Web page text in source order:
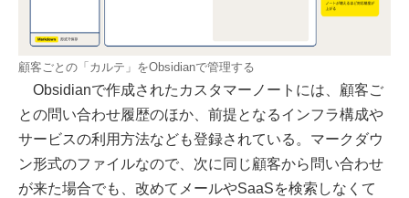
顧客ごとの「カルテ」をObsidianで管理する
Obsidianで作成されたカスタマーノートには、顧客ご
との問い合わせ履歴のほか、前提となるインフラ構成や
サービスの利用方法なども登録されている。マークダウ
ン形式のファイルなので、次に同じ顧客から問い合わせ
が来た場合でも、改めてメールやSaaSを検索しなくて